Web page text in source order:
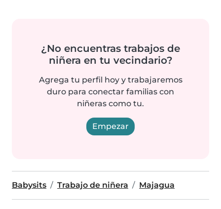
¿No encuentras trabajos de
niñera en tu vecindario?
Agrega tu perfil hoy y trabajaremos
duro para conectar familias con
niñeras como tu.
Empezar
Babysits Trabajo de niñera Majagua